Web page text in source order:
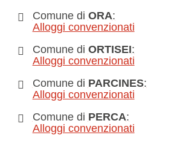
Comune di ORA:
Alloggi convenzionati
Comune di ORTISEI:
Alloggi convenzionati
Comune di PARCINES:
Alloggi convenzionati
Comune di PERCA:
Alloggi convenzionati